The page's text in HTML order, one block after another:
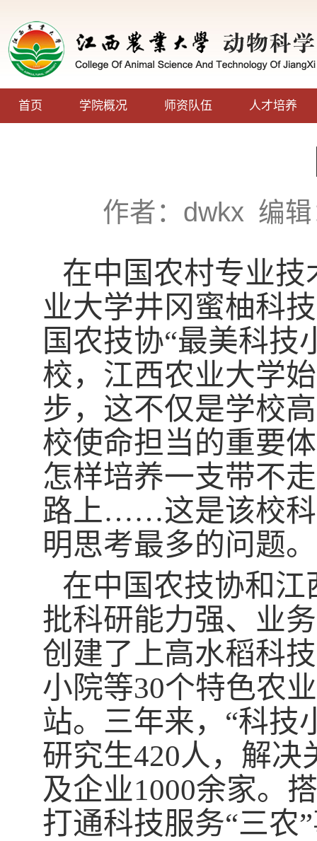
首页 学院概况 师资队伍 人才培养
作者：dwkx 编
在中国农村专业技
业大学井冈蜜柚科
国农技协“最美科技
校，江西农业大学
步，这不仅是学校
校使命担当的重要
怎样培养一支带不
路上……这是该校
明思考最多的问题。
在中国农技协和
批科研能力强、业
创建了上高水稻科
小院等30个特色农业
站。三年来， “科技
研究生420人，解决
及企业1000余家。
打通科技服务“三农”